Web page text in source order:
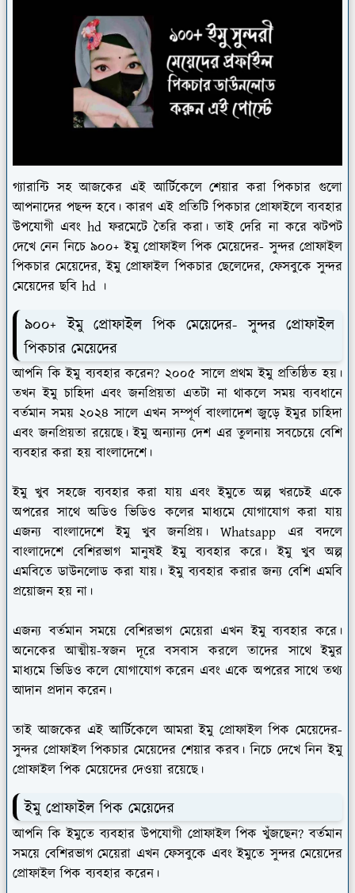
গ্যারান্টি সহ আজকের এই আর্টিকেলে শেয়ার করা পিকচার গুলো
আপনাদের পছন্দ হবে। কারণ এই প্রতিটি পিকচার প্রোফাইলে ব্যবহার
উপযোগী এবং hd ফরমেটে তৈরি করা। তাই দেরি না করে ঝটপট
দেখে নেন নিচে ৯০০+ ইমু প্রোফাইল পিক মেয়েদের- সুন্দর প্রোফাইল
পিকচার মেয়েদের, ইমু প্রোফাইল পিকচার ছেলেদের, ফেসবুকে সুন্দর
মেয়েদের ছবি hd ।
৯০০+ ইমু প্রোফাইল পিক মেয়েদের- সুন্দর প্রোফাইল
পিকচার মেয়েদের
আপনি কি ইমু ব্যবহার করেন? ২০০৫ সালে প্রথম ইমু প্রতিষ্ঠিত হয়।
তখন ইমু চাহিদা এবং জনপ্রিয়তা এতটা না থাকলে সময় ব্যবধানে
বর্তমান সময় ২০২৪ সালে এখন সম্পূর্ণ বাংলাদেশ জুড়ে ইমুর চাহিদা
এবং জনপ্রিয়তা রয়েছে। ইমু অন্যান্য দেশ এর তুলনায় সবচেয়ে বেশি
ব্যবহার করা হয় বাংলাদেশে।
ইমু খুব সহজে ব্যবহার করা যায় এবং ইমুতে অল্প খরচেই একে
অপরের সাথে অডিও ভিডিও কলের মাধ্যমে যোগাযোগ করা যায়
এজন্য বাংলাদেশে ইমু খুব জনপ্রিয়। Whatsapp এর বদলে
বাংলাদেশে বেশিরভাগ মানুষই ইমু ব্যবহার করে। ইমু খুব অল্প
এমবিতে ডাউনলোড করা যায়। ইমু ব্যবহার করার জন্য বেশি এমবি
প্রয়োজন হয় না।
এজন্য বর্তমান সময়ে বেশিরভাগ মেয়েরা এখন ইমু ব্যবহার করে।
অনেকের আত্মীয়-স্বজন দূরে বসবাস করলে তাদের সাথে ইমুর
মাধ্যমে ভিডিও কলে যোগাযোগ করেন এবং একে অপরের সাথে তথ্য
আদান প্রদান করেন।
তাই আজকের এই আর্টিকেলে আমরা ইমু প্রোফাইল পিক মেয়েদের-
সুন্দর প্রোফাইল পিকচার মেয়েদের শেয়ার করব। নিচে দেখে নিন ইমু
প্রোফাইল পিক মেয়েদের দেওয়া রয়েছে।
ইমু প্রোফাইল পিক মেয়েদের
আপনি কি ইমুতে ব্যবহার উপযোগী প্রোফাইল পিক খুঁজছেন? বর্তমান
সময়ে বেশিরভাগ মেয়েরা এখন ফেসবুকে এবং ইমুতে সুন্দর মেয়েদের
প্রোফাইল পিক ব্যবহার করেন।